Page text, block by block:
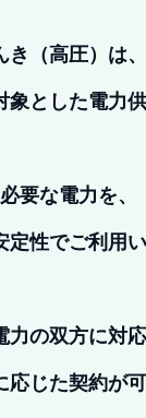
（高圧）は、
とした電力
要な電力を、
性でご利用い
の双方に対応
じた契約が可